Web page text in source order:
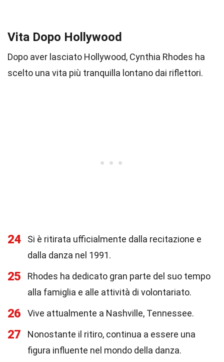
Vita Dopo Hollywood
Dopo aver lasciato Hollywood, Cynthia Rhodes ha
scelto una vita più tranquilla lontano dai riflettori.
24
Si è ritirata ufficialmente dalla recitazione e
dalla danza nel 1991.
25
Rhodes ha dedicato gran parte del suo tempo
alla famiglia e alle attività di volontariato.
26 Vive attualmente a Nashville, Tennessee.
27
Nonostante il ritiro, continua a essere una
figura influente nel mondo della danza.